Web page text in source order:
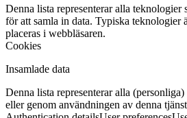
Denna lista representerar alla teknologier
för att samla in data. Typiska teknologier
placeras i webbläsaren.
Cookies
Insamlade data
Denna lista representerar alla
eller genom användningen av denna